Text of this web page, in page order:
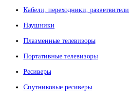
Кабели, переходники, разветвители
Наушники
Плазменные телевизоры
Портативные телевизоры
Ресиверы
Спутниковые ресиверы